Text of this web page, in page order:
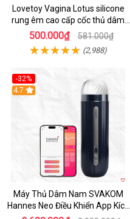
Lovetoy Vagina Lotus silicone
rung êm cao cấp cốc thủ dâm
nam
500.000₫ 581.000₫
(2,988)
-32%
Hot
4.7
Máy Thủ Dâm Nam SVAKOM
Hannes Neo Điều Khiển App Kích